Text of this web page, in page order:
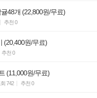
48개 (22,800원/무료)
추천 0
(20,400원/무료)
추천 0
(11,000원/무료)
742 추천 0